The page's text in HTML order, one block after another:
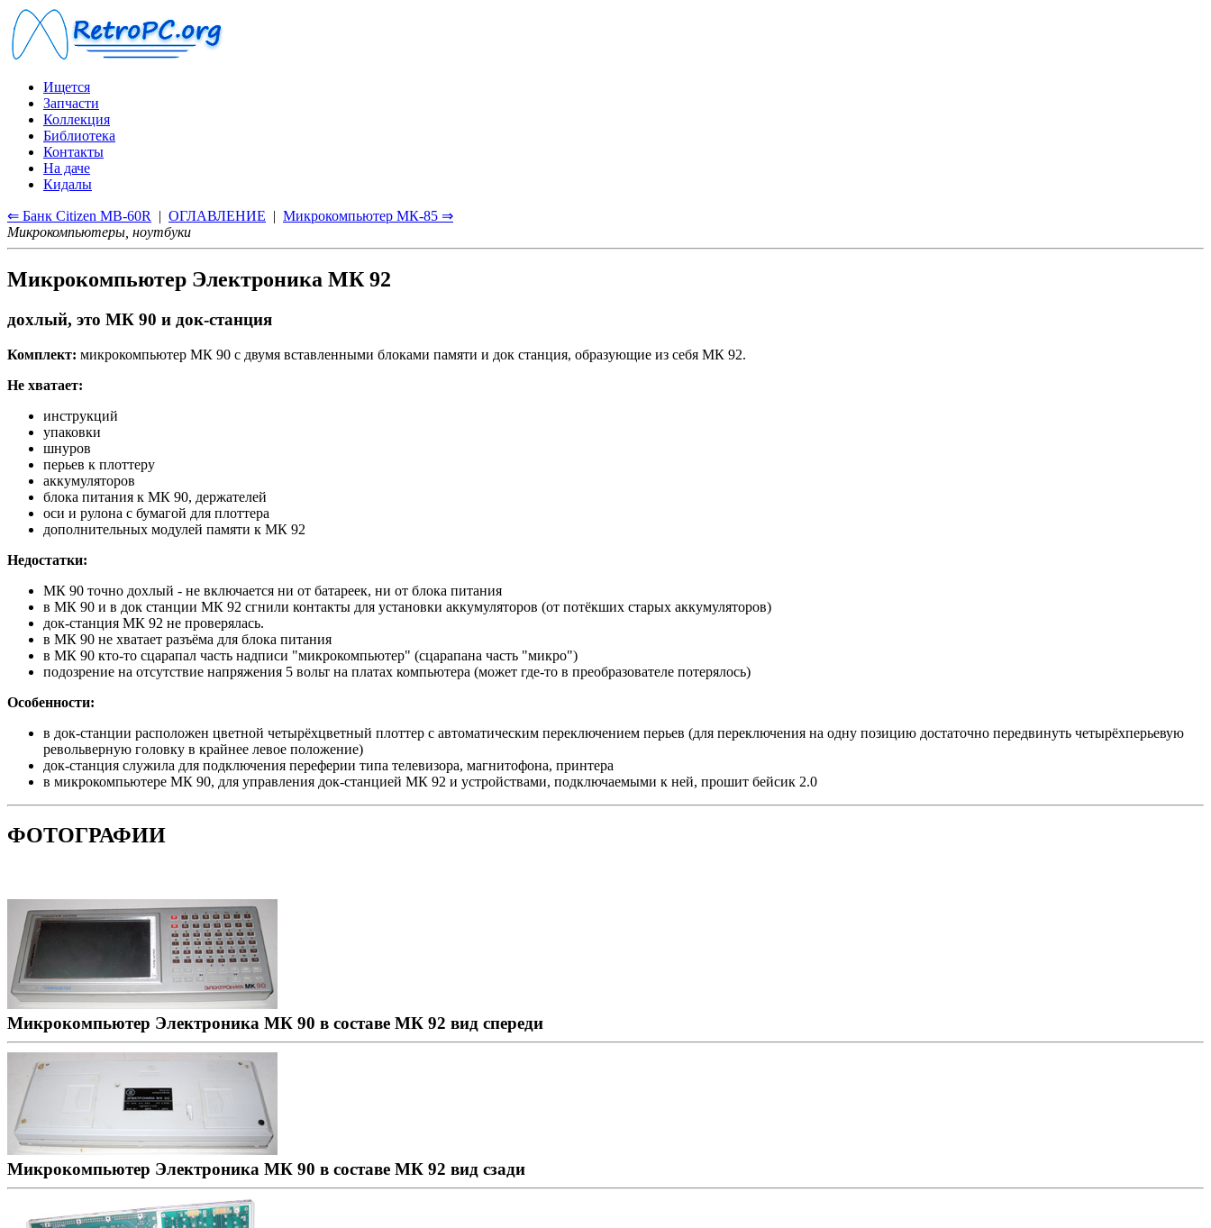
Ищется
Запчасти
Коллекция
Библиотека
Контакты
На даче
Кидалы
⇐ Банк Citizen MB-60R | ОГЛАВЛЕНИЕ | Микрокомпьютер МК-85 ⇒
Микрокомпьютеры, ноутбуки
Микрокомпьютер Электроника МК 92
дохлый, это МК 90 и док-станция
Комплект: микрокомпьютер МК 90 с двумя вставленными блоками памяти и док станция, образующие из себя МК 92.
Не хватает:
инструкций
упаковки
шнуров
перьев к плоттеру
аккумуляторов
блока питания к МК 90, держателей
оси и рулона с бумагой для плоттера
дополнительных модулей памяти к МК 92
Недостатки:
МК 90 точно дохлый - не включается ни от батареек, ни от блока питания
в МК 90 и в док станции МК 92 сгнили контакты для установки аккумуляторов (от потёкших старых аккумуляторов)
док-станция МК 92 не проверялась.
в МК 90 не хватает разъёма для блока питания
в МК 90 кто-то сцарапал часть надписи "микрокомпьютер" (сцарапана часть "микро")
подозрение на отсутствие напряжения 5 вольт на платах компьютера (может где-то в преобразователе потерялось)
Особенности:
в док-станции расположен цветной четырёхцветный плоттер с автоматическим переключением перьев (для переключения на одну позицию достаточно передвинуть четырёхперьевую
револьверную головку в крайнее левое положение)
док-станция служила для подключения переферии типа телевизора, магнитофона, принтера
в микрокомпьютере МК 90, для управления док-станцией МК 92 и устройствами, подключаемыми к ней, прошит бейсик 2.0
ФОТОГРАФИИ
Микрокомпьютер Электроника МК 90 в составе МК 92 вид спереди
Микрокомпьютер Электроника МК 90 в составе МК 92 вид сзади